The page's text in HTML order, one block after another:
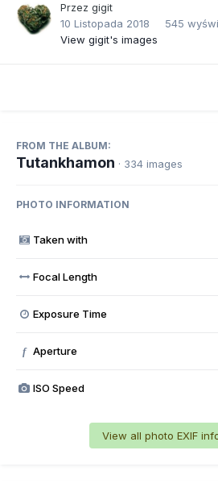
Przez gigit
10 Listopada 2018
545
View gigit's images
FROM THE ALBUM:
Tutankhamon · 334 images
PHOTO INFORMATION
Taken with
Focal Length
Exposure Time
f Aperture
ISO Speed
View all photo EXIF